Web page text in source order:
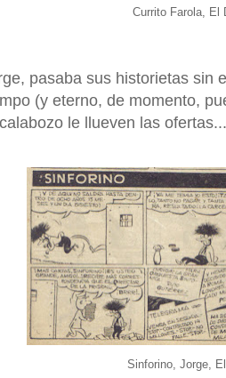
Currito Farola, El
pasaba sus historietas sin
(y eterno, de momento,
le llueven las ofertas...
Sinforino, Jorge,